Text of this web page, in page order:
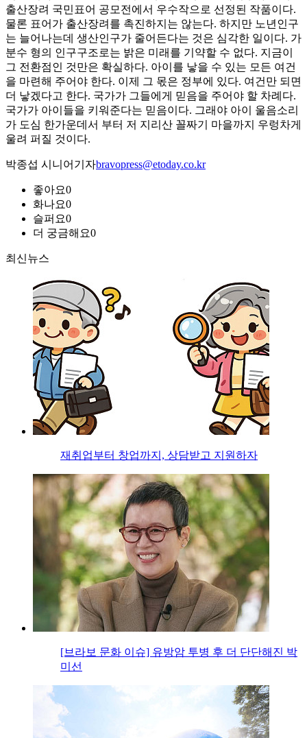
출산장려 국민표어 공모전에서 우수작으로 선정된 작품이다.
물론 표어가 출산장려를 촉진하지는 않는다. 하지만 노년인구
는 늘어나는데 생산인구가 줄어든다는 것은 심각한 일이다. 가
분수 형의 인구구조로는 밝은 미래를 기약할 수 없다. 지금이
그 전환점인 것만은 확실하다. 아이를 낳을 수 있는 모든 여건
을 마련해 주어야 한다. 이제 그 몫은 정부에 있다. 여건만 되면
더 낳겠다고 한다. 국가가 그들에게 믿음을 주어야 할 차례다.
국가가 아이들을 키워준다는 믿음이다. 그래야 아이 울음소리
가 도심 한가운데서 부터 저 지리산 꼴짜기 마을까지 우렁차게
울려 퍼질 것이다.
박종섭 시니어기자bravopress@etoday.co.kr
좋아요0
화나요0
슬퍼요0
더 궁금해요0
최신뉴스
재취업부터 창업까지, 상담받고 지원하자
[브라보 문화 이슈] 유방암 투병 후 더 단단해진 박
미선